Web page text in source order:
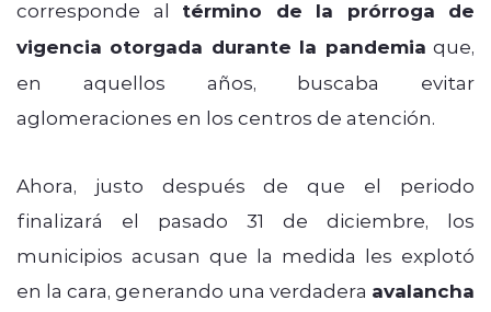
corresponde al término de la prórroga de
vigencia otorgada durante la pandemia que,
en aquellos años, buscaba evitar
aglomeraciones en los centros de atención.
Ahora, justo después de que el periodo
finalizará el pasado 31 de diciembre, los
municipios acusan que la medida les explotó
en la cara, generando una verdadera avalancha